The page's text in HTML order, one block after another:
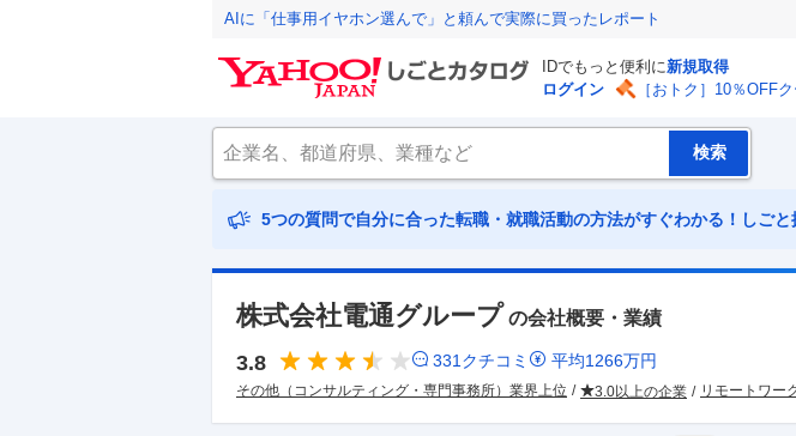
AIに「仕事用イヤホン選んで」と頼んで実際に買ったレポート
IDでもっと便利に新規取得
ログイン
［おトク］10％OFF
5つの質問で自分に合った転職・就職活動の方法がすぐわかる！しご
株式会社電通グループ の会社概要・業績
3.8 331 クチコミ 平均1266万円
その他（コンサルティング・専門事務所）業界上位 3.0以上の企業 リモートワー